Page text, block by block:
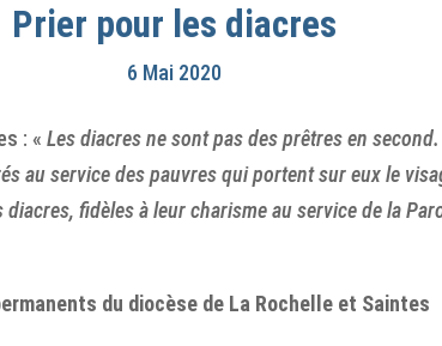
Prier pour les diacres
6 Mai 2020
: «Les diacres ne sont pas des prêtres en
au service des pauvres qui portent sur eux le
fidèles à leur charisme au service de la
du diocèse de La Rochelle et Saintes